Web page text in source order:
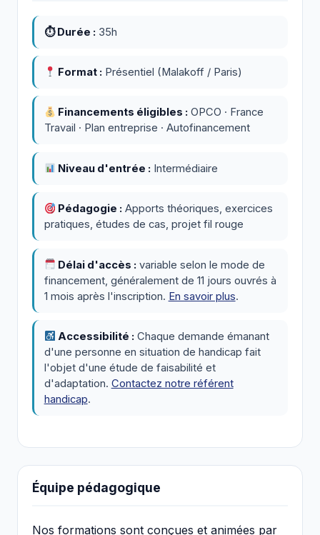
⏱ Durée : 35h
Format : Présentiel (Malakoff / Paris)
Financements éligibles : OPCO · France
Travail · Plan entreprise · Autofinancement
Niveau d'entrée : Intermédiaire
Pédagogie : Apports théoriques, exercices
pratiques, études de cas, projet fil rouge
Délai d'accès : variable selon le mode de
financement, généralement de 11 jours ouvrés à
1 mois après l'inscription. En savoir plus.
Accessibilité : Chaque demande émanant
d'une personne en situation de handicap fait
l'objet d'une étude de faisabilité et
d'adaptation. Contactez notre référent
handicap.
Équipe pédagogique
Nos formations sont conçues et animées par